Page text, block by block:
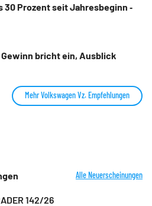
30 Prozent seit Jahresbeginn ‑
bricht ein, Ausblick
Mehr Volkswagen Vz. Empfehlungen
Alle Neuerscheinungen
142/26